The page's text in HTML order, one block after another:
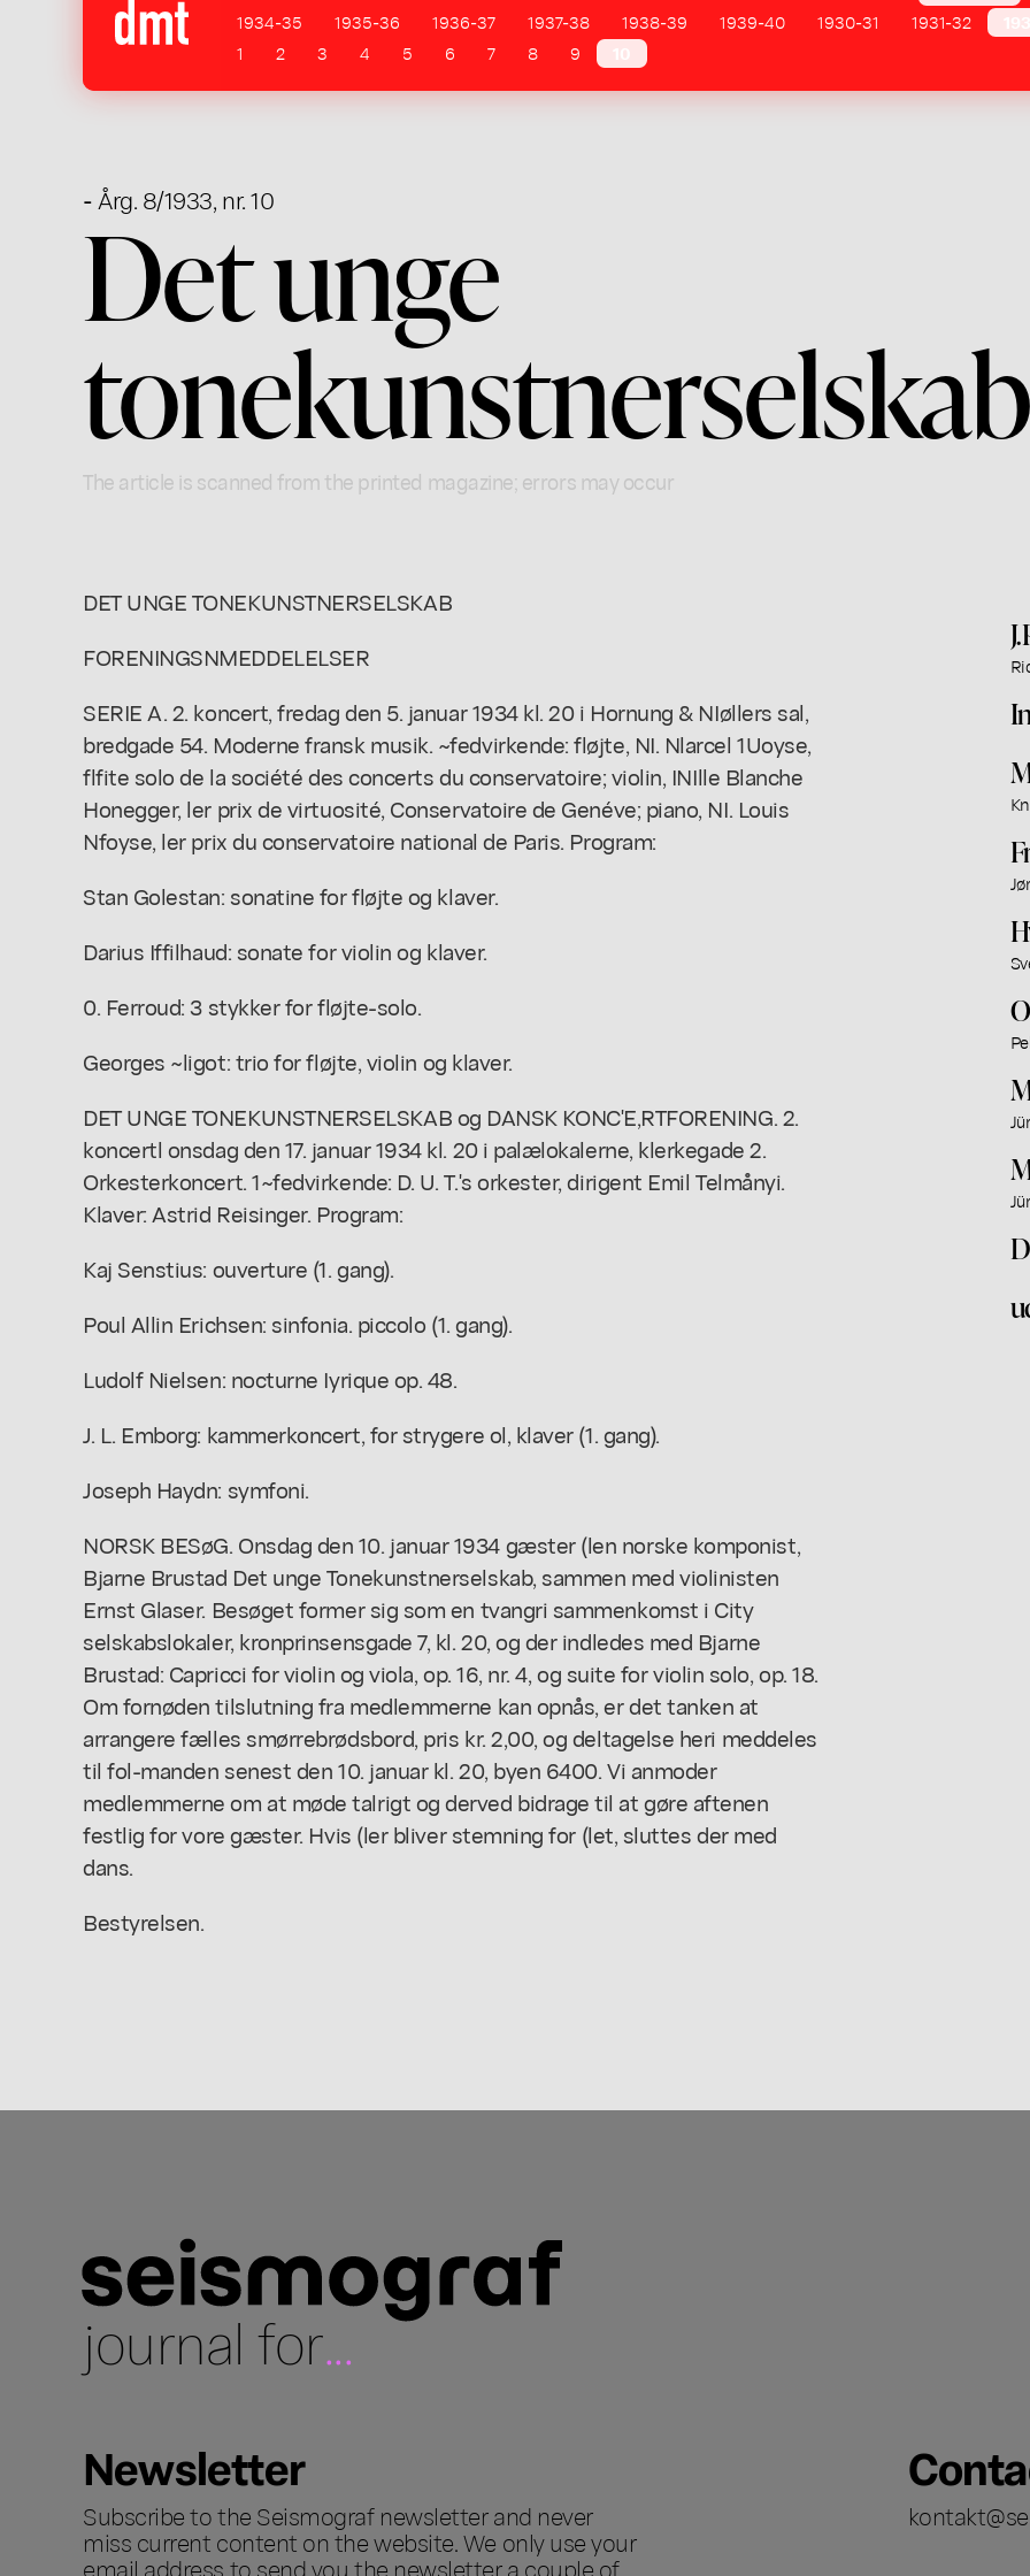
1934-35
1935-36 1936-37 1937-38 1938-39 1939-40 1930-31 1931-32
1
2 3 4 5 6 7 8 9
- Årg. 8/1933, nr. 10
Det unge
tonekunstnerselskab
The article is scanned from the printed magazine; errors may occur
DET UNGE TONEKUNSTNERSELSKAB
FORENINGSNMEDDELELSER
SERIE A. 2. koncert, fredag den 5. januar 1934 kl. 20 i Hornung & NIøllers sal,
bredgade 54. Moderne fransk musik. ~fedvirkende: fløjte, NI. Nlarcel 1Uoyse,
flfite solo de la société des concerts du conservatoire; violin, INIlle Blanche
Honegger, ler prix de virtuosité, Conservatoire de Genéve; piano, NI. Louis
Nfoyse, ler prix du conservatoire national de Paris. Program:
Stan Golestan: sonatine for fløjte og klaver.
Darius Iffilhaud: sonate for violin og klaver.
0. Ferroud: 3 stykker for fløjte-solo.
Georges ~ligot: trio for fløjte, violin og klaver.
DET UNGE TONEKUNSTNERSELSKAB og DANSK KONC'E,RTFORENING. 2.
koncertl onsdag den 17. januar 1934 kl. 20 i palælokalerne, klerkegade 2.
Orkesterkoncert. 1~fedvirkende: D. U. T.'s orkester, dirigent Emil Telmånyi.
Klaver: Astrid Reisinger. Program:
Kaj Senstius: ouverture (1. gang).
Poul Allin Erichsen: sinfonia. piccolo (1. gang).
Ludolf Nielsen: nocturne Iyrique op. 48.
J. L. Emborg: kammerkoncert, for strygere ol, klaver (1. gang).
Joseph Haydn: symfoni.
NORSK BESøG. Onsdag den 10. januar 1934 gæster (len norske komponist,
Bjarne Brustad Det unge Tonekunstnerselskab, sammen med violinisten
Ernst Glaser. Besøget former sig som en tvangri sammenkomst i City
selskabslokaler, kronprinsensgade 7, kl. 20, og der indledes med Bjarne
Brustad: Capricci for violin og viola, op. 16, nr. 4, og suite for violin solo, op. 18.
Om fornøden tilslutning fra medlemmerne kan opnås, er det tanken at
arrangere fælles smørrebrødsbord, pris kr. 2,00, og deltagelse heri meddeles
til fol-manden senest den 10. januar kl. 20, byen 6400. Vi anmoder
medlemmerne om at møde talrigt og derved bidrage til at gøre aftenen
festlig for vore gæster. Hvis (ler bliver stemning for (let, sluttes der med
dans.
Bestyrelsen.
journal for...
Newsletter
Subscribe to the Seismograf newsletter and never
miss current content on the website. We only use your
email address to send you the newsletter a couple of